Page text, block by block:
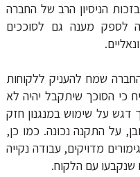
הניסיון הרב של החברה
לספק מענה גם לסוככים
שמח להעניק ללקוחות
כי הסוכך שיתקבל יהיה לא
דגש על שימוש במנגנון חזק
על התקנה נכונה. כמו כן,
מדויקים, עבודה נקייה
שנקבעו עם הלקוח.